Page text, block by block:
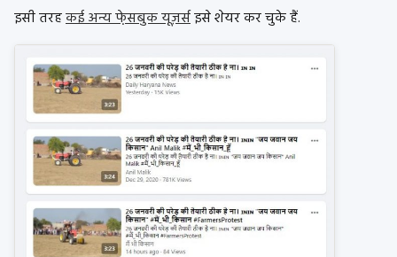
इसी तरहकई अन्य फे़सबुक यूज़र्सइसे शेयर कर चुके हैं.